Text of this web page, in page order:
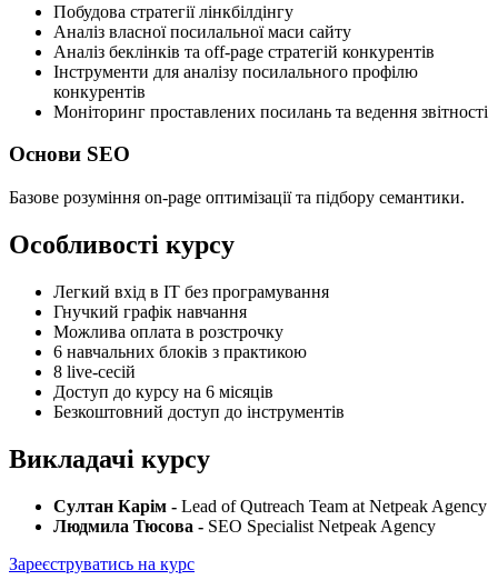
Побудова стратегії лінкбілдінгу
Аналіз власної посилальної маси сайту
Аналіз беклінків та off-page стратегій конкурентів
Інструменти для аналізу посилального профілю
конкурентів
Моніторинг проставлених посилань та ведення звітності
Основи SEO
Базове розуміння on-page оптимізації та підбору семантики.
Особливості курсу
Легкий вхід в IT без програмування
Гнучкий графік навчання
Можлива оплата в розстрочку
6 навчальних блоків з практикою
8 live-сесій
Доступ до курсу на 6 місяців
Безкоштовний доступ до інструментів
Викладачі курсу
Султан Карім - Lead of Qutreach Team at Netpeak Agency
Людмила Тюсова - SEO Specialist Netpeak Agency
Зареєструватись на курс